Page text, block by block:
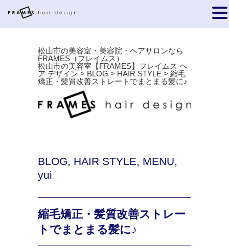
松山市の美容室・美容院・ヘアサロンなら
FRAMES（フレイムス）
松山市の美容室【FRAMES】フレイムス ヘ
ア デザイン > BLOG > HAIR STYLE > 縮毛
矯正・髪質改善ストレートでまとまる髪に♪
BLOG, HAIR STYLE, MENU,
yui
縮毛矯正・髪質改善ストレー
トでまとまる髪に♪